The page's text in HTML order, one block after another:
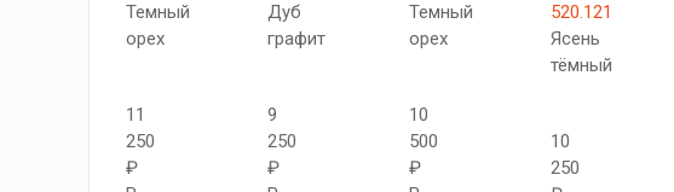
Темный
орех
11
250
₽
Дуб
графит
9
250
₽
Темный
орех
10
500
₽
520.121
Ясень
тёмный
10
250